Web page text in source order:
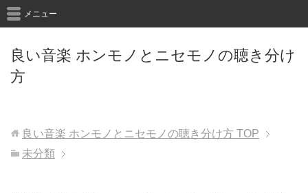
良い音楽 ホンモノとニセモノの聴き分け
方
メニュー
良い音楽 ホンモノとニセモノの聴き分け方 TOP
未分類